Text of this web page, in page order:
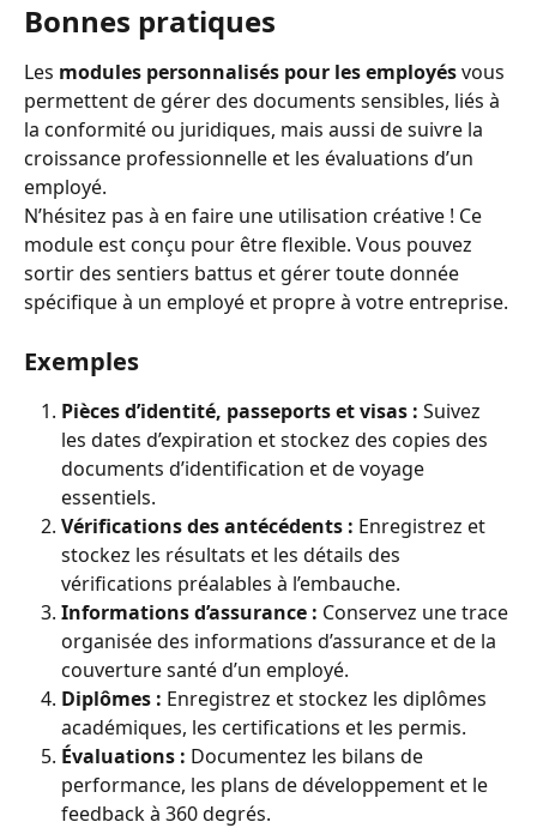
Bonnes pratiques
Les modules personnalisés pour les employés vous
permettent de gérer des documents sensibles, liés à
la conformité ou juridiques, mais aussi de suivre la
croissance professionnelle et les évaluations d’un
employé.
N’hésitez pas à en faire une utilisation créative ! Ce
module est conçu pour être flexible. Vous pouvez
sortir des sentiers battus et gérer toute donnée
spécifique à un employé et propre à votre entreprise.
Exemples
Pièces d’identité, passeports et visas : Suivez
les dates d’expiration et stockez des copies des
documents d’identification et de voyage
essentiels.
Vérifications des antécédents : Enregistrez et
stockez les résultats et les détails des
vérifications préalables à l’embauche.
Informations d’assurance : Conservez une trace
organisée des informations d’assurance et de la
couverture santé d’un employé.
Diplômes : Enregistrez et stockez les diplômes
académiques, les certifications et les permis.
Évaluations : Documentez les bilans de
performance, les plans de développement et le
feedback à 360 degrés.